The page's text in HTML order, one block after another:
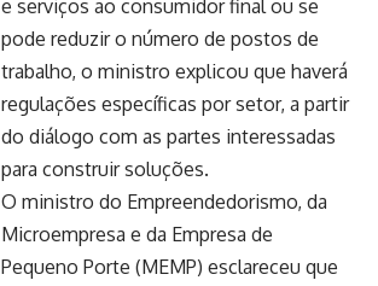
e serviços ao consumidor final ou se
pode reduzir o número de postos de
trabalho, o ministro explicou que haverá
regulações específicas por setor, a partir
do diálogo com as partes interessadas
para construir soluções.
O ministro do Empreendedorismo, da
Microempresa e da Empresa de
Pequeno Porte (MEMP) esclareceu que